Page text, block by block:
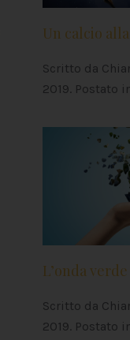
Un calcio
Scritto da
2019. Postato
L’onda verde
Scritto da
2019. Postato